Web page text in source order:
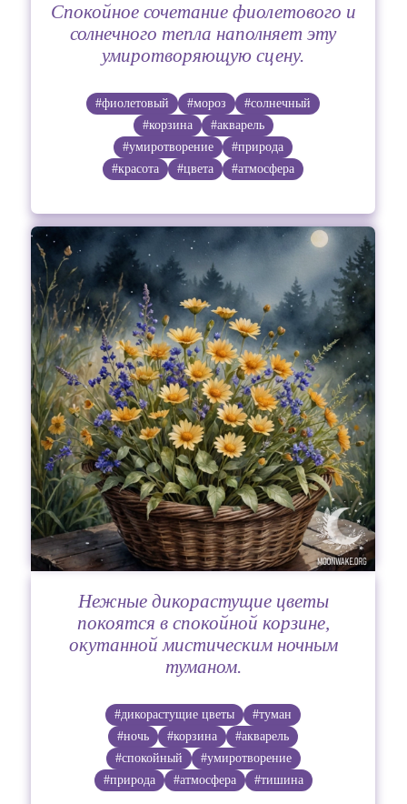
Спокойное сочетание фиолетового и
солнечного тепла наполняет эту
умиротворяющую сцену.
#фиолетовый #мороз
#солнечный
#корзина
#акварель
#умиротворение
#природа
#красота
#цвета #атмосфера
Нежные дикорастущие цветы
покоятся в спокойной корзине,
окутанной мистическим ночным
туманом.
#дикорастущие цветы
#туман
#ночь
#корзина
#акварель
#спокойный
#умиротворение
#природа
#атмосфера #тишина